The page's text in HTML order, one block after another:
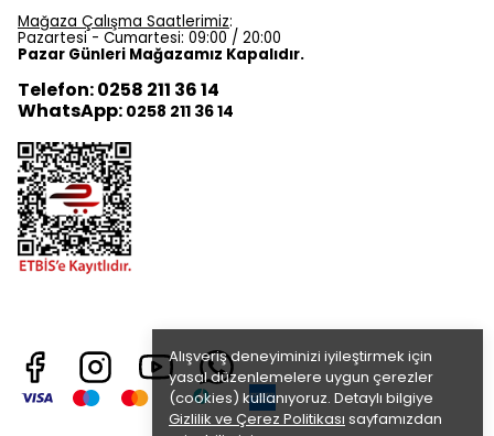
Alışveriş deneyiminizi iyileştirmek için
yasal düzenlemelere uygun çerezler
(cookies) kullanıyoruz. Detaylı bilgiye
Gizlilik ve Çerez Politikası sayfamızdan
Mağaza Çalışma Saatlerimiz:
Pazartesi - Cumartesi: 09:00 / 20:00
Pazar Günleri Mağazamız Kapalıdır.
Telefon: 0258 211 36 14
WhatsApp: 0258 211 36 14